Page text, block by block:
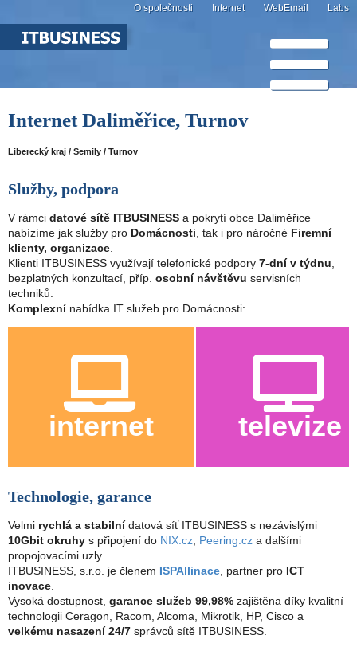
O společnosti Internet WebEmail Labs
Internet Daliměřice, Turnov
Liberecký kraj / Semily / Turnov
Služby, podpora
V rámci datové sítě ITBUSINESS a pokrytí obce Daliměřice
nabízíme jak služby pro Domácnosti , tak i pro náročné Firemní
klienty, organizace
Klienti ITBUSINESS využívají telefonické podpory 7-dní v týdnu
bezplatných konzultací, příp. osobní návštěvu servisních
techniků.
Komplexnínabídka IT služeb pro Domácnosti:
internet televize
Technologie, garance
Velmi rychlá a stabilnídatová síť ITBUSINESS s nezávislými
10Gbit okruhy s připojení do NIX.cz, Peering.cz a dalšími
propojovacími uzly.
ITBUSINESS, s.r.o. je členem ISPAllinace, partner pro ICT
inovace.
Vysoká dostupnost, garance služeb 99,98% zajištěna díky kvalitní
technologii Ceragon, Racom, Alcoma, Mikrotik, HP, Cisco a
velkému nasazení 24/7 správců sítě ITBUSINESS.